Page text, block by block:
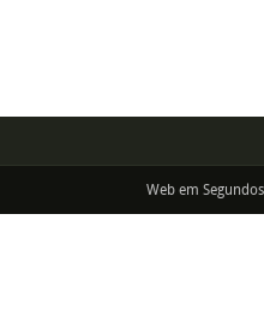
Web em Segundos